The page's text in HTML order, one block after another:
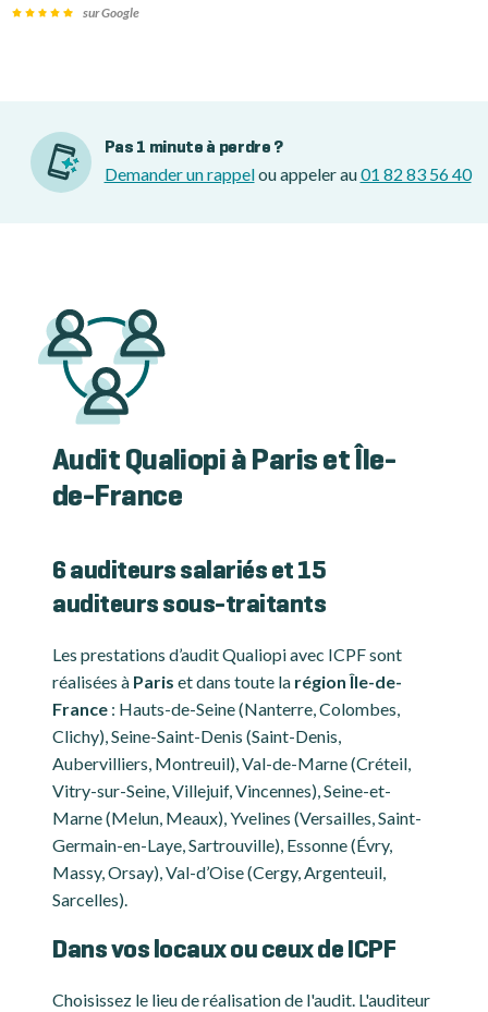
sur Google
Pas 1 minute à perdre ?
Demander un rappelou appeler au01 82 83 56 40
Audit Qualiopi à Paris et Île-
de-France
6 auditeurs salariés et 15
auditeurs sous-traitants
Les prestations d’audit Qualiopi avec ICPF sont
réalisées à Paris et dans toute la région Île-de-
France : Hauts-de-Seine (Nanterre, Colombes,
Clichy), Seine-Saint-Denis (Saint-Denis,
Aubervilliers, Montreuil), Val-de-Marne (Créteil,
Vitry-sur-Seine, Villejuif, Vincennes), Seine-et-
Marne (Melun, Meaux), Yvelines (Versailles, Saint-
Germain-en-Laye, Sartrouville), Essonne (Évry,
Massy, Orsay), Val-d’Oise (Cergy, Argenteuil,
Sarcelles).
Dans vos locaux ou ceux de ICPF
Choisissez le lieu de réalisation de l'audit. L'auditeur